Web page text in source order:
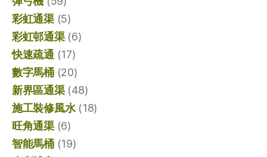
彩虹通渠(5)
彩虹邨通渠(6)
快速疏通 (17)
數字馬桶(20)
新界區通渠(48)
施工裝修風水(18)
旺角通渠(6)
智能馬桶(19)